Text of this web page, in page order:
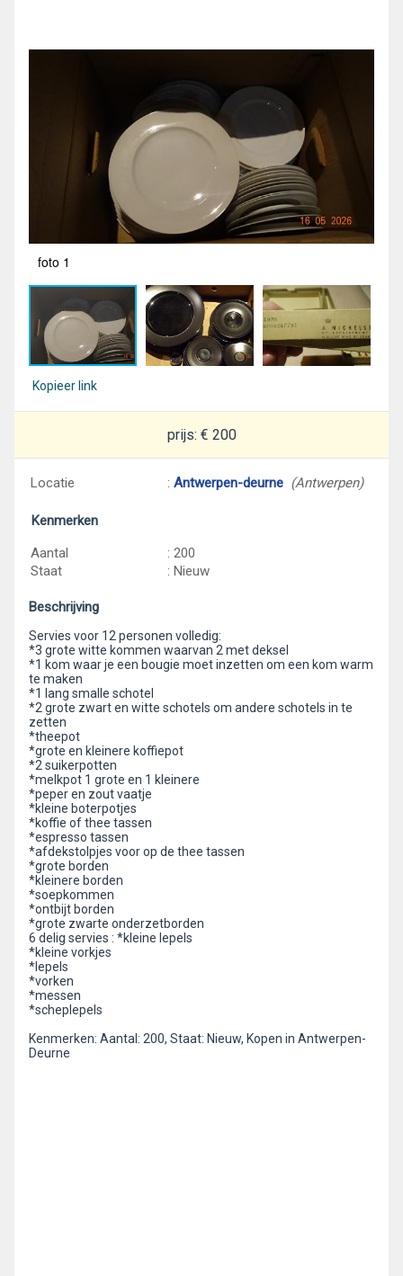
foto 1
Kopieer link
prijs: € 200
Locatie : Antwerpen-deurne (Antwerpen)
Kenmerken
Aantal
: 200
Staat
: Nieuw
Beschrijving
Servies voor 12 personen volledig:
*3 grote witte kommen waarvan 2 met deksel
*1 kom waar je een bougie moet inzetten om een kom warm
te maken
*1 lang smalle schotel
*2 grote zwart en witte schotels om andere schotels in te
zetten
*theepot
*grote en kleinere koffiepot
*2 suikerpotten
*melkpot 1 grote en 1 kleinere
*peper en zout vaatje
*kleine boterpotjes
*koffie of thee tassen
*espresso tassen
*afdekstolpjes voor op de thee tassen
*grote borden
*kleinere borden
*soepkommen
*ontbijt borden
*grote zwarte onderzetborden
6 delig servies : *kleine lepels
*kleine vorkjes
*lepels
*vorken
*messen
*scheplepels
Kenmerken: Aantal: 200, Staat: Nieuw, Kopen in Antwerpen-
Deurne